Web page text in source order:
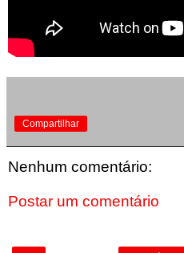
Compartilhar
Nenhum comentário:
Postar um comentário